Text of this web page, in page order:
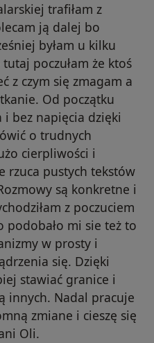
trafiłam z
ją dalej bo
byłam u kilku
poczułam że ktoś
z czym się zmagam a
Od początku
i bez napięcia dzięki
o trudnych
cierpliwości i
rzuca pustych tekstów
są konkretne i
z poczuciem
podobało mi sie też to
w prosty i
się. Dzięki
stawiać granice i
innych. Nadal pracuje
zmiane i cieszę się
Oli.